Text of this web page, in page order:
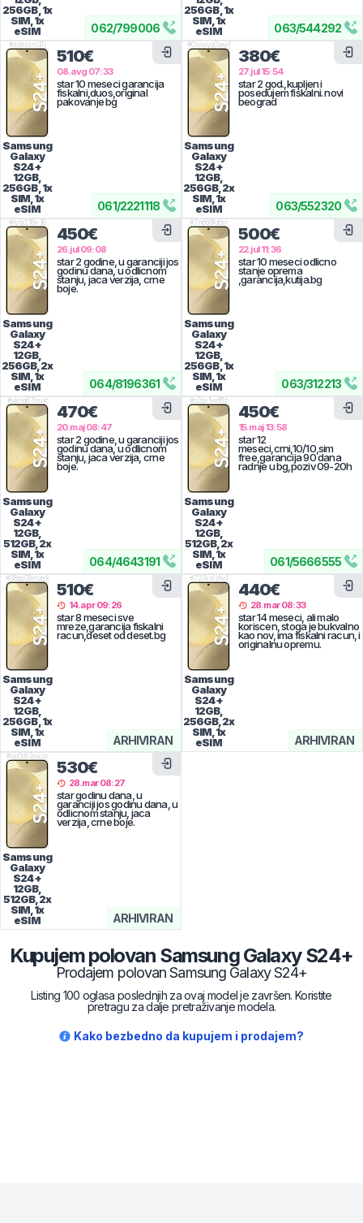
062/799006
256GB, 1x
SIM, 1x
eSIM
063/544292
256GB, 1x
SIM, 1x
eSIM
061/2221118
#zqtrcjm31j
Samsung
Galaxy
S24+
12GB,
256GB, 1x
SIM, 1x
eSIM
510€
08.avg 07:33
star 10 meseci garancija
fiskalni,duos,original
pakovanje bg
063/552320
#0mwyg0wyjf
Samsung
Galaxy
S24+
12GB,
256GB, 2x
SIM, 1x
eSIM
380€
27.jul 15:54
star 2 god.,kupljen i
posedujem fiskalni. novi
beograd
064/8196361
#lybj218n36
Samsung
Galaxy
S24+
12GB,
256GB, 2x
SIM, 1x
eSIM
450€
26.jul 09:08
star 2 godine, u garanciji jos
godinu dana, u odlicnom
stanju, jaca verzija, crne
boje.
063/312213
#7n669fq6qr
Samsung
Galaxy
S24+
12GB,
256GB, 1x
SIM, 1x
eSIM
500€
22.jul 11:36
star 10 meseci odlicno
stanje oprema
,garancija,kutija.bg
064/4643191
#ykng67sswt
Samsung
Galaxy
S24+
12GB,
512GB, 2x
SIM, 1x
eSIM
470€
20.maj 08:47
star 2 godine, u garanciji jos
godinu dana, u odlicnom
stanju, jaca verzija, crne
boje.
061/5666555
#s0qv1wdf1b
Samsung
Galaxy
S24+
12GB,
512GB, 2x
SIM, 1x
eSIM
450€
15.maj 13:58
star 12
meseci,crni,10/10,sim
free,garancija 90 dana
radnje u bg,poziv 09-20h
ARHIVIRAN
#38qg09mzqk
Samsung
Galaxy
S24+
12GB,
256GB, 1x
SIM, 1x
eSIM
510€
14.apr 09:26
star 8 meseci sve
mreze,garancija fiskalni
racun,deset od deset.bg
ARHIVIRAN
#727xxlzbv1
Samsung
Galaxy
S24+
12GB,
256GB, 2x
SIM, 1x
eSIM
440€
28.mar 08:33
star 14 meseci, ali malo
koriscen, stoga je bukvalno
kao nov, ima fiskalni racun, i
originalnu opremu.
ARHIVIRAN
#xp0c82cwzx
Samsung
Galaxy
S24+
12GB,
512GB, 2x
SIM, 1x
eSIM
530€
28.mar 08:27
star godinu dana, u
garanciji jos godinu dana, u
odlicnom stanju, jaca
verzija, crne boje.
Kupujem polovan Samsung Galaxy S24+
Prodajem polovanSamsung Galaxy S24+
Listing 100 oglasa poslednjih za ovaj model je završen. Koristite
pretragu za dalje pretraživanje modela.
Kako bezbedno da kupujem i prodajem?